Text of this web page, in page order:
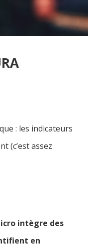
: les indicateurs
(c’est assez
intègre des
en